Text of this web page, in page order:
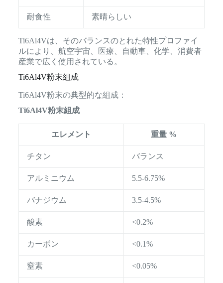
耐食性 素晴らしい
Ti6Al4Vは、そのバランスのとれた特性プロファイ
ルにより、航空宇宙、医療、自動車、化学、消費者
産業で広く使用されている。
Ti6Al4V粉末組成
Ti6Al4V粉末の典型的な組成：
Ti6Al4V粉末組成
エレメント 重量 %
チタン バランス
アルミニウム 5.5-6.75%
バナジウム 3.5-4.5%
酸素 <0.2%
カーボン <0.1%
窒素 <0.05%